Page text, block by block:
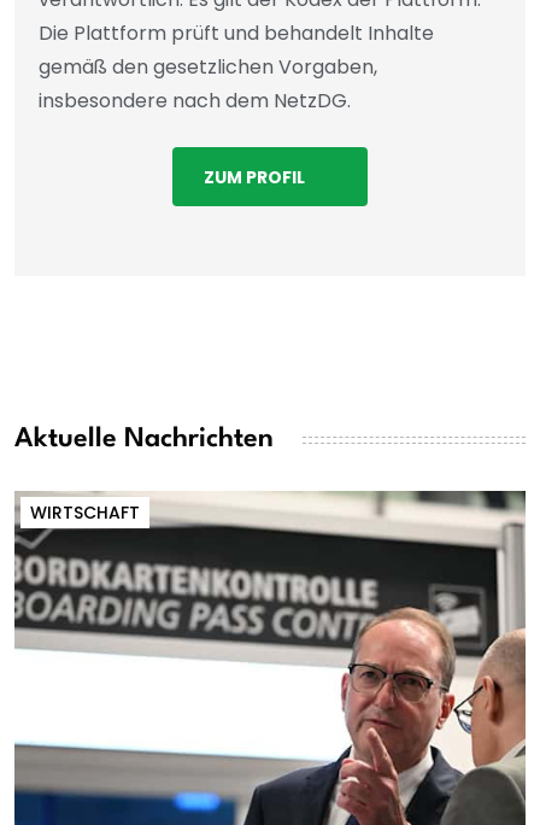
Die Plattform prüft und behandelt Inhalte
gemäß den gesetzlichen Vorgaben,
insbesondere nach dem NetzDG.
ZUM PROFIL
Aktuelle Nachrichten
WIRTSCHAFT